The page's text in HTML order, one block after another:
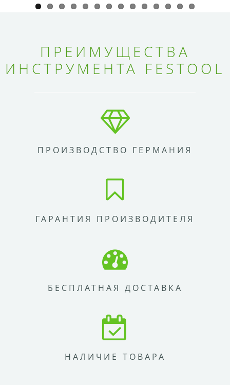
ПРЕИМУЩЕСТВА
ИНСТРУМЕНТА FESTOOL
ПРОИЗВОДСТВО ГЕРМАНИЯ
ГАРАНТИЯ ПРОИЗВОДИТЕЛЯ
БЕСПЛАТНАЯ ДОСТАВКА
НАЛИЧИЕ ТОВАРА